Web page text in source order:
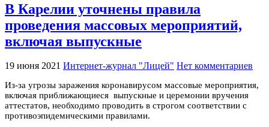
В Карелии уточнены правила
проведения массовых мероприятий,
включая выпускные
19 июня 2021 Интернет-журнал "Лицей" Нет комментариев
Из-за угрозы заражения коронавирусом массовые мероприятия,
включая приближающиеся выпускные и церемонии вручения
аттестатов, необходимо проводить в строгом соответствии с
противоэпидемическими правилами.